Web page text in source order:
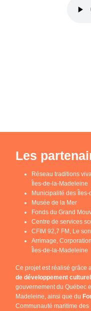
Les
Réseau traditions
Îles-de-la-Madeleine
Municipalité des
Musée de la Mer
Fonds du Grand
Centre de services
CFIM 92,7 FM, Le
Arrimage,
Îles-de-la-Madeleine
Ce projet est réalisé grâce
de développement culturel
gouvernement du Québec
Madeleine, ainsi que du
Communauté maritime des